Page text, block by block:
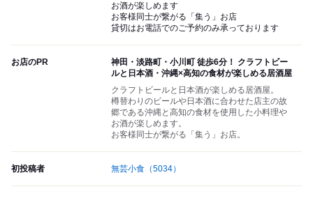
お酒が楽しめます
お客様同士が繋がる「集う」お店
貸切はお電話でのご予約のみ承っております
お店のPR
神田・淡路町・小川町 徒歩6分！ クラフトビー
ルと日本酒・沖縄×高知の食材が楽しめる居酒屋
クラフトビールと日本酒が楽しめる居酒屋。
樽替わりのビールや日本酒に合わせた店主の故
郷である沖縄と高知の食材を使用した小料理や
お酒が楽しめます。
お客様同士が繋がる「集う」お店。
初投稿者 無芸小食 （5034）